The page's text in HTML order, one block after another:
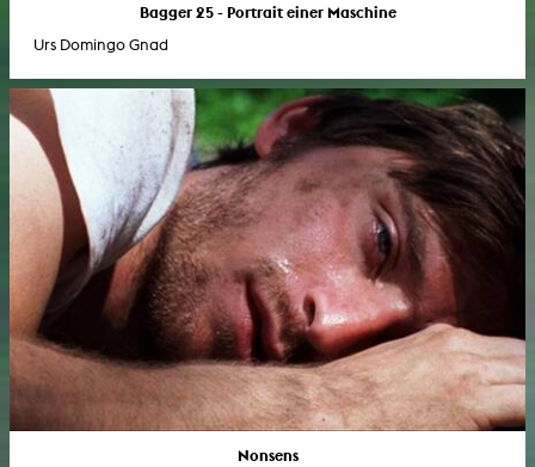
Bagger 25 - Portrait einer Maschine
Urs Domingo Gnad
Nonsens